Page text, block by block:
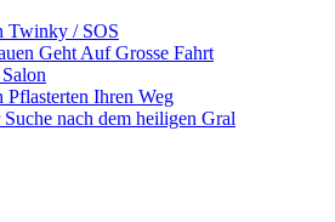
Twinky / SOS
Geht Auf Grosse Fahrt
Pflasterten Ihren Weg
nach dem heiligen Gral